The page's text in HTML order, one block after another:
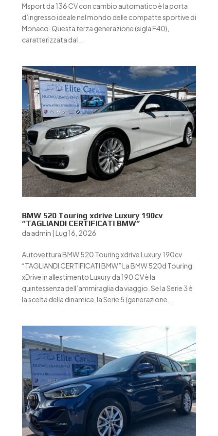
Msport da 136 CV con cambio automatico è la porta
d’ingresso ideale nel mondo delle compatte sportive di
Monaco. Questa terza generazione (sigla F40),
caratterizzata dal...
BMW 520 Touring xdrive Luxury 190cv
“TAGLIANDI CERTIFICATI BMW”
da admin | Lug 16, 2026
Autovettura BMW 520 Touring xdrive Luxury 190cv
“TAGLIANDI CERTIFICATI BMW” La BMW 520d Touring
xDrive in allestimento Luxury da 190 CV è la
quintessenza dell’ammiraglia da viaggio. Se la Serie 3 è
la scelta della dinamica, la Serie 5 (generazione...